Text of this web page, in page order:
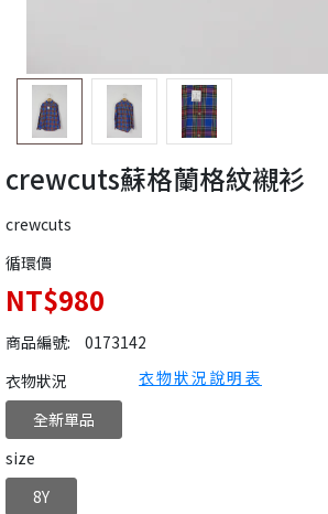
crewcuts蘇格蘭格紋襯衫
crewcuts
循環價
NT$980
商品編號:
0173142
衣物狀況
全新單品
size
8Y
衣物狀況說明表